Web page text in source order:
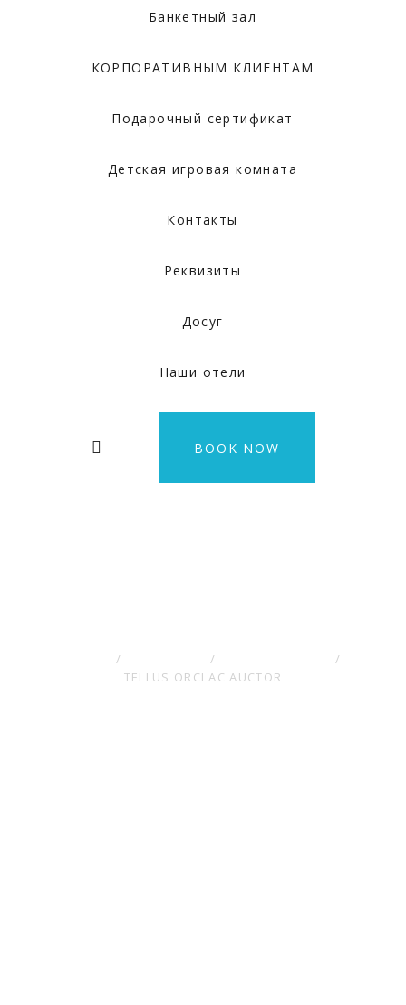
Банкетный зал
КОРПОРАТИВНЫМ КЛИЕНТАМ
Подарочный сертификат
Детская игровая комната
Контакты
Реквизиты
Досуг
Наши отели
BOOK NOW
/ /
/
TELLUS ORCI AC AUCTOR